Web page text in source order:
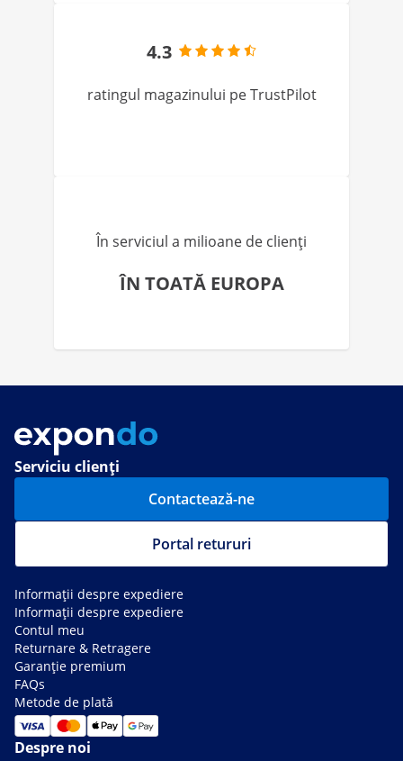
4.3
ratingul magazinului pe TrustPilot
În serviciul a milioane de clienți
ÎN TOATĂ EUROPA
Serviciu clienți
Contactează-ne
Portal retururi
Informații despre expediere
Informații despre expediere
Contul meu
Returnare & Retragere
Garanție premium
FAQs
Metode de plată
Despre noi